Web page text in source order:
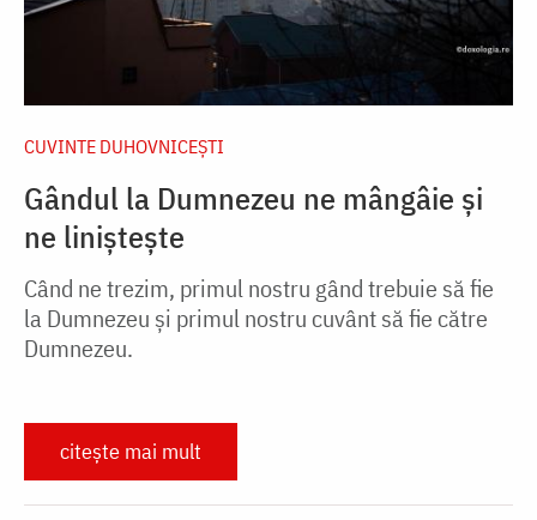
CUVINTE DUHOVNICEȘTI
Gândul la Dumnezeu ne mângâie și
ne liniștește
Când ne trezim, primul nostru gând trebuie să fie
la Dumnezeu și primul nostru cuvânt să fie către
Dumnezeu.
citește mai mult